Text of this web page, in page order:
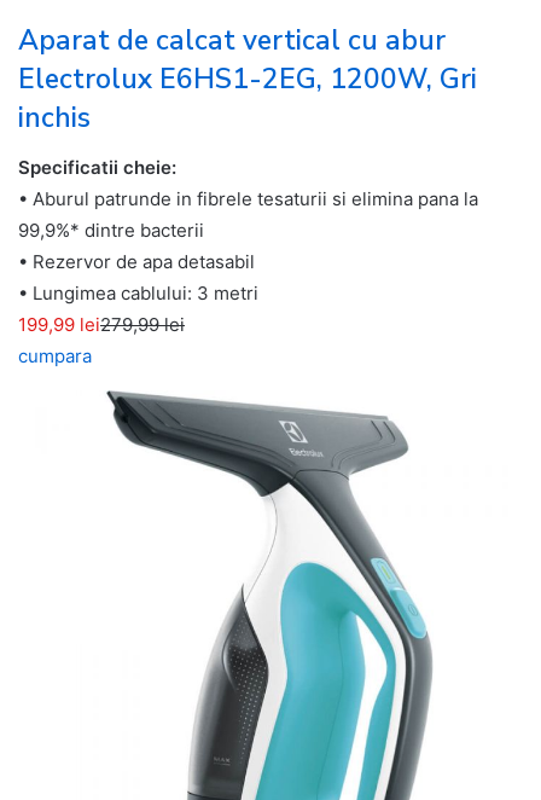
Aparat de calcat vertical cu abur
Electrolux E6HS1-2EG, 1200W, Gri
inchis
Specificatii cheie:
• Aburul patrunde in fibrele tesaturii si elimina pana la
99,9%* dintre bacterii
• Rezervor de apa detasabil
• Lungimea cablului: 3 metri
199,99 lei279,99 lei
cumpara